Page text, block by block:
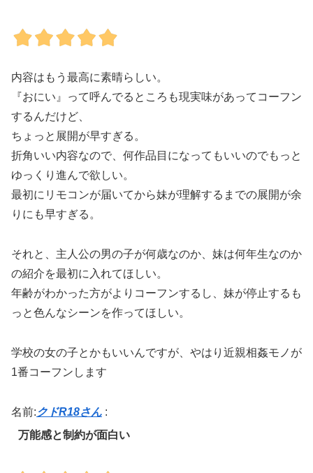
内容はもう最高に素晴らしい。
『おにい』って呼んでるところも現実味があってコーフン
するんだけど、
ちょっと展開が早すぎる。
折角いい内容なので、何作品目になってもいいのでもっと
ゆっくり進んで欲しい。
最初にリモコンが届いてから妹が理解するまでの展開が余
りにも早すぎる。
それと、主人公の男の子が何歳なのか、妹は何年生なのか
の紹介を最初に入れてほしい。
年齢がわかった方がよりコーフンするし、妹が停止するも
っと色んなシーンを作ってほしい。
学校の女の子とかもいいんですが、やはり近親相姦モノが
1番コーフンします
名前: クドR18さん :
万能感と制約が面白い